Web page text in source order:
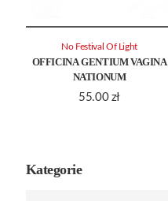
OFFICINA GENTIUM VAGINA
NATIONUM
55.00 zł
No Festival Of Light
Kategorie